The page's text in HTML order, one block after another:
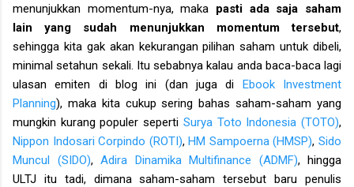
menunjukkan momentum-nya, maka pasti ada saja saham
lain yang sudah menunjukkan momentum tersebut,
sehingga kita gak akan kekurangan pilihan saham untuk dibeli,
minimal setahun sekali. Itu sebabnya kalau anda baca-baca lagi
ulasan emiten di blog ini (dan juga di Ebook Investment
Planning), maka kita cukup sering bahas saham-saham yang
mungkin kurang populer seperti Surya Toto Indonesia (TOTO),
Nippon Indosari Corpindo (ROTI),HM Sampoerna (HMSP),Sido
Muncul (SIDO), Adira Dinamika Multifinance (ADMF), hingga
ULTJ itu tadi, dimana saham-saham tersebut baru penulis